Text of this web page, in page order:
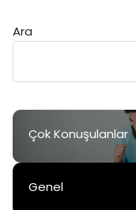
Ara
Çok Konuşulanlar
Genel